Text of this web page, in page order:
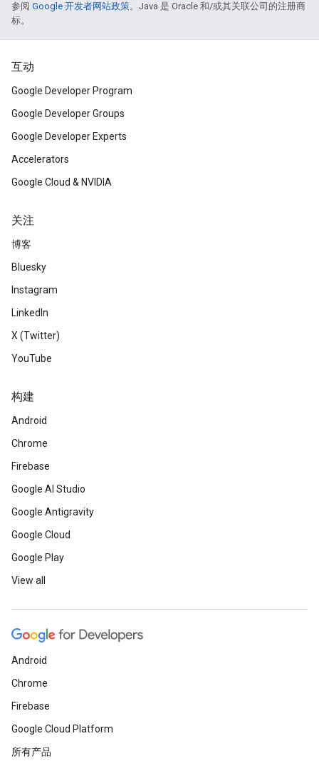
参阅 Google 开发者网站政策。Java 是 Oracle 和/或其关联公司的注册商
标。
互动
Google Developer Program
Google Developer Groups
Google Developer Experts
Accelerators
Google Cloud & NVIDIA
关注
博客
Bluesky
Instagram
LinkedIn
X (Twitter)
YouTube
构建
Android
Chrome
Firebase
Google AI Studio
Google Antigravity
Google Cloud
Google Play
View all
Android
Chrome
Firebase
Google Cloud Platform
所有产品